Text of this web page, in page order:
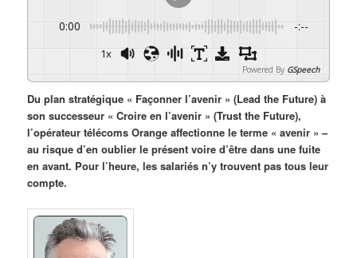
0:00 -:--
1x
Powered By GSpeech
Du plan stratégique « Façonner l’avenir » (Lead the Future) à
son successeur « Croire en l’avenir » (Trust the Future),
l’opérateur télécoms Orange affectionne le terme « avenir » –
au risque d’en oublier le présent voire d’être dans une fuite
en avant. Pour l’heure, les salariés n’y trouvent pas tous leur
compte.